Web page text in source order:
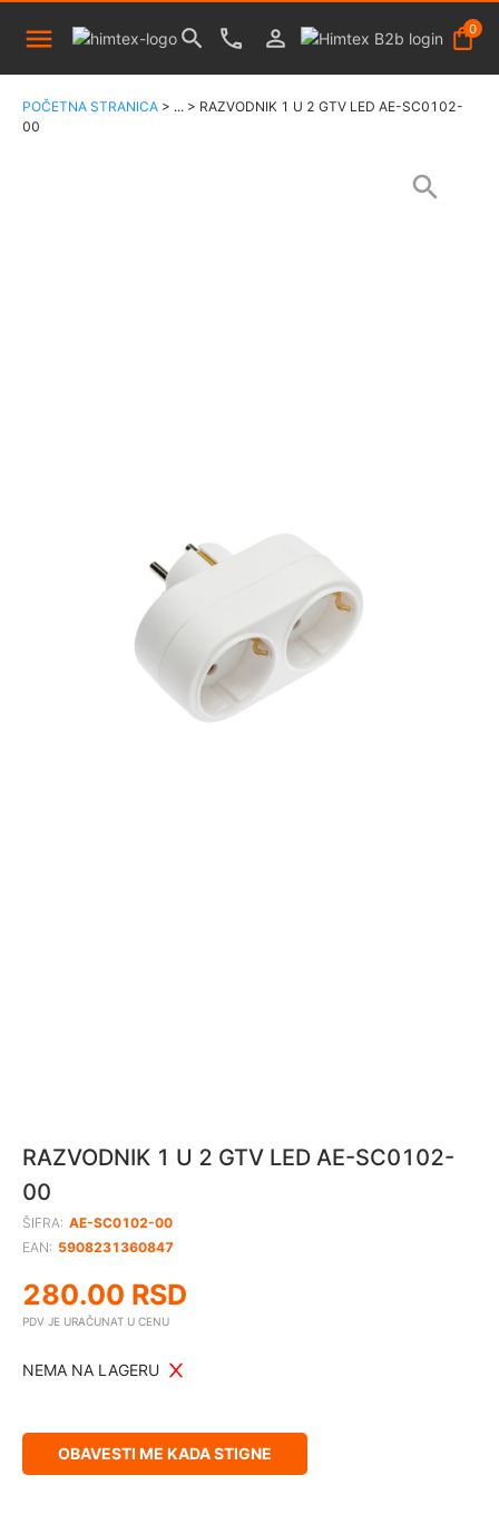
0
POČETNA STRANICA > ... > RAZVODNIK 1 U 2 GTV LED AE-SC0102-
00
RAZVODNIK 1 U 2 GTV LED AE-SC0102-
00
ŠIFRA: AE-SC0102-00
EAN: 5908231360847
280.00 RSD
PDV JE URAČUNAT U CENU
NEMA NA LAGERU
OBAVESTI ME KADA STIGNE